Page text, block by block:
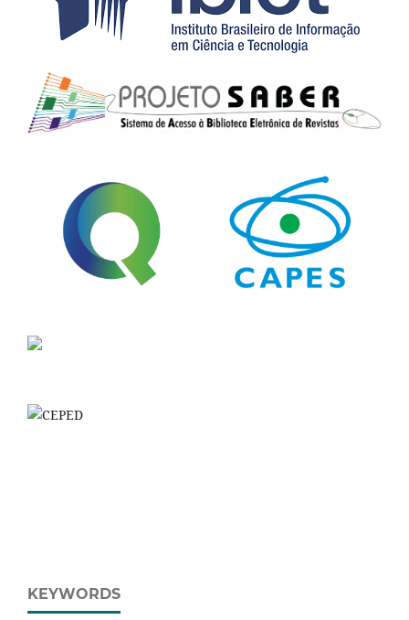
KEYWORDS